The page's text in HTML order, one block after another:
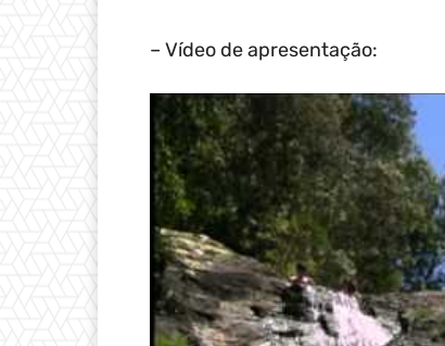
– Vídeo de apresentação: